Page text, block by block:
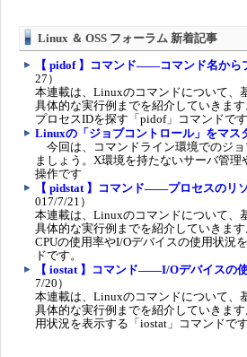
Linux ＆ OSS フォーラム 新着記事
【 pidof 】コマンド――コマンド名から
27）
本連載は、Linuxのコマンドについて、
具体的な実行例までを紹介していきま
プロセスIDを探す「pidof」コマンドです
Linuxの「ジョブコントロール」をマス
今回は、コマンドライン環境でのジ
ましょう。X環境を持たないサーバ管理
操作です
【 pidstat 】コマンド――プロセスのリ
017/7/21）
本連載は、Linuxのコマンドについて、
具体的な実行例までを紹介していきま
CPUの使用率やI/Oデバイスの使用状況
ドです。
【 iostat 】コマンド――I/Oデバイスの
7/20）
本連載は、Linuxのコマンドについて、
具体的な実行例までを紹介していきま
用状況を表示する「iostat」コマンドです